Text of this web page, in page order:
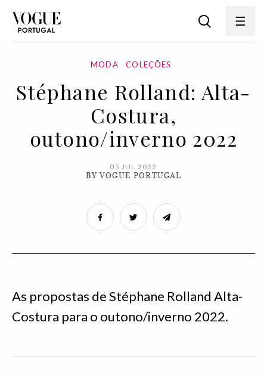
MODA COLEÇÕES
Stéphane Rolland: Alta-
Costura,
outono/inverno 2022
05 JUL 2022
BY VOGUE PORTUGAL
As propostas de Stéphane Rolland Alta-
Costura para o outono/inverno 2022.